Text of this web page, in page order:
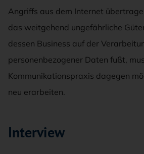
Angriffs aus dem Internet
das weitgehend ungefährliche
dessen Business auf der
personenbezogener Daten fußt,
Kommunikationspraxis dagegen
neu erarbeiten.
Interview